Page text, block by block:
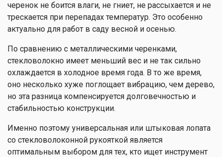
черенок не боится влаги, не гниет, не рассыхается и не
трескается при перепадах температур. Это особенно
актуально для работ в саду весной и осенью.
По сравнению с металлическими черенками,
стекловолокно имеет меньший вес и не так сильно
охлаждается в холодное время года. В то же время,
оно несколько хуже поглощает вибрацию, чем дерево,
но эта разница компенсируется долговечностью и
стабильностью конструкции.
Именно поэтому универсальная или штыковая лопата
со стекловолоконной рукояткой является
оптимальным выбором для тех, кто ищет инструмент